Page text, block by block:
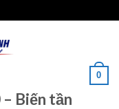
0
Biến tần